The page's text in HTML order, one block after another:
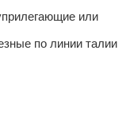
или
по линии талии